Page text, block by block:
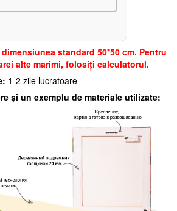
standard 50*50 cm. Pentru
alte marimi, folosiți calculatorul.
1-2 zile lucratoare
și un exemplu de materiale utilizate: